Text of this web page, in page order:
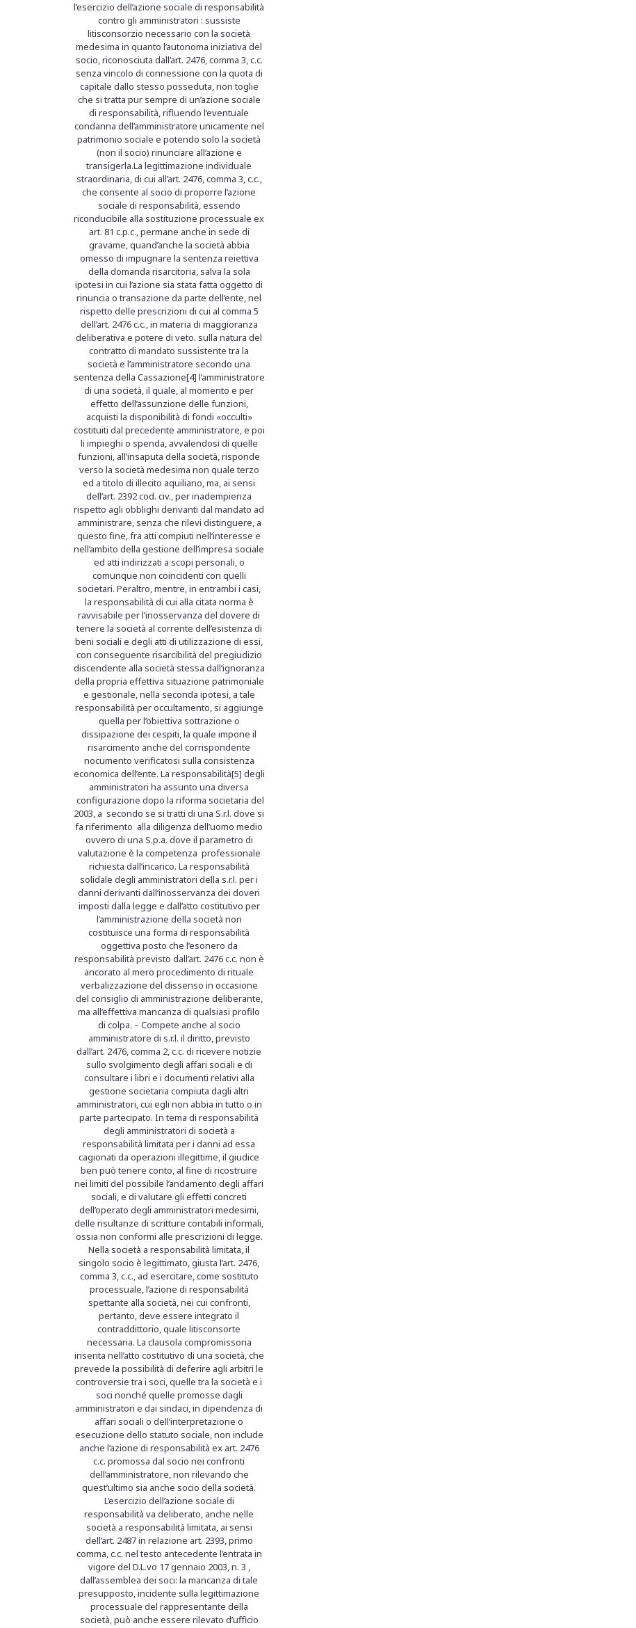
l’esercizio dell’azione sociale di responsabilità
contro gli amministratori : sussiste
litisconsorzio necessario con la società
medesima in quanto l’autonoma iniziativa del
socio, riconosciuta dall’art. 2476, comma 3, c.c.
senza vincolo di connessione con la quota di
capitale dallo stesso posseduta, non toglie
che si tratta pur sempre di un’azione sociale
di responsabilità, rifluendo l’eventuale
condanna dell’amministratore unicamente nel
patrimonio sociale e potendo solo la società
(non il socio) rinunciare all’azione e
transigerla.La legittimazione individuale
straordinaria, di cui all’art. 2476, comma 3, c.c.,
che consente al socio di proporre l’azione
sociale di responsabilità, essendo
riconducibile alla sostituzione processuale ex
art. 81 c.p.c., permane anche in sede di
gravame, quand’anche la società abbia
omesso di impugnare la sentenza reiettiva
della domanda risarcitoria, salva la sola
ipotesi in cui l’azione sia stata fatta oggetto di
rinuncia o transazione da parte dell’ente, nel
rispetto delle prescrizioni di cui al comma 5
dell’art. 2476 c.c., in materia di maggioranza
deliberativa e potere di veto. sulla natura del
contratto di mandato sussistente tra la
società e l’amministratore secondo una
sentenza della Cassazione[4] l’amministratore
di una società, il quale, al momento e per
effetto dell’assunzione delle funzioni,
acquisti la disponibilità di fondi «occulti»
costituiti dal precedente amministratore, e poi
li impieghi o spenda, avvalendosi di quelle
funzioni, all’insaputa della società, risponde
verso la società medesima non quale terzo
ed a titolo di illecito aquiliano, ma, ai sensi
dell’art. 2392 cod. civ., per inadempienza
rispetto agli obblighi derivanti dal mandato ad
amministrare, senza che rilevi distinguere, a
questo fine, fra atti compiuti nell’interesse e
nell’ambito della gestione dell’impresa sociale
ed atti indirizzati a scopi personali, o
comunque non coincidenti con quelli
societari. Peraltro, mentre, in entrambi i casi,
la responsabilità di cui alla citata norma è
ravvisabile per l’inosservanza del dovere di
tenere la società al corrente dell’esistenza di
beni sociali e degli atti di utilizzazione di essi,
con conseguente risarcibilità del pregiudizio
discendente alla società stessa dall’ignoranza
della propria effettiva situazione patrimoniale
e gestionale, nella seconda ipotesi, a tale
responsabilità per occultamento, si aggiunge
quella per l’obiettiva sottrazione o
dissipazione dei cespiti, la quale impone il
risarcimento anche del corrispondente
nocumento verificatosi sulla consistenza
economica dell’ente. La responsabilità[5] degli
amministratori ha assunto una diversa
configurazione dopo la riforma societaria del
2003, a secondo se si tratti di una S.r.l. dove si
fa riferimento alla diligenza dell’uomo medio
ovvero di una S.p.a. dove il parametro di
valutazione è la competenza professionale
richiesta dall’incarico. La responsabilità
solidale degli amministratori della s.r.l. per i
danni derivanti dall’inosservanza dei doveri
imposti dalla legge e dall’atto costitutivo per
l’amministrazione della società non
costituisce una forma di responsabilità
oggettiva posto che l’esonero da
responsabilità previsto dall’art. 2476 c.c. non è
ancorato al mero procedimento di rituale
verbalizzazione del dissenso in occasione
del consiglio di amministrazione deliberante,
ma all’effettiva mancanza di qualsiasi profilo
di colpa. – Compete anche al socio
amministratore di s.r.l. il diritto, previsto
dall’art. 2476, comma 2, c.c. di ricevere notizie
sullo svolgimento degli affari sociali e di
consultare i libri e i documenti relativi alla
gestione societaria compiuta dagli altri
amministratori, cui egli non abbia in tutto o in
parte partecipato. In tema di responsabilità
degli amministratori di società a
responsabilità limitata per i danni ad essa
cagionati da operazioni illegittime, il giudice
ben può tenere conto, al fine di ricostruire
nei limiti del possibile l’andamento degli affari
sociali, e di valutare gli effetti concreti
dell’operato degli amministratori medesimi,
delle risultanze di scritture contabili informali,
ossia non conformi alle prescrizioni di legge.
Nella società a responsabilità limitata, il
singolo socio è legittimato, giusta l’art. 2476,
comma 3, c.c., ad esercitare, come sostituto
processuale, l’azione di responsabilità
spettante alla società, nei cui confronti,
pertanto, deve essere integrato il
contraddittorio, quale litisconsorte
necessaria. La clausola compromissoria
inserita nell’atto costitutivo di una società, che
prevede la possibilità di deferire agli arbitri le
controversie tra i soci, quelle tra la società e i
soci nonché quelle promosse dagli
amministratori e dai sindaci, in dipendenza di
affari sociali o dell’interpretazione o
esecuzione dello statuto sociale, non include
anche l’azione di responsabilità ex art. 2476
c.c. promossa dal socio nei confronti
dell’amministratore, non rilevando che
quest’ultimo sia anche socio della società.
L’esercizio dell’azione sociale di
responsabilità va deliberato, anche nelle
società a responsabilità limitata, ai sensi
dell’art. 2487 in relazione art. 2393, primo
comma, c.c. nel testo antecedente l’entrata in
vigore del D.L.vo 17 gennaio 2003, n. 3 ,
dall’assemblea dei soci: la mancanza di tale
presupposto, incidente sulla legittimazione
processuale del rappresentante della
società, può anche essere rilevato d’ufficio